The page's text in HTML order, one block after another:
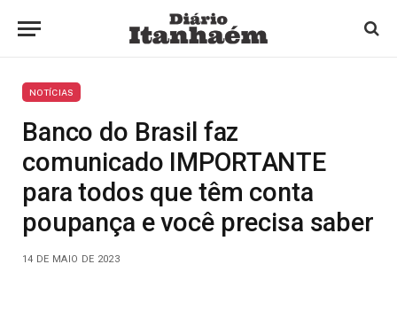
NOTÍCIAS
Banco do Brasil faz
comunicado IMPORTANTE
para todos que têm conta
poupança e você precisa saber
14 DE MAIO DE 2023